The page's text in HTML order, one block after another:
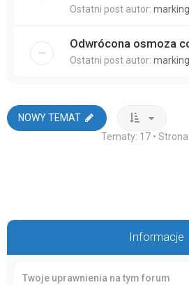
Ostatni post autor: marking
Odwrócona osmoza
Ostatni post autor: marking
NOWY TEMAT
Tematy: 17 • Strona
Informacje
Twoje uprawnienia na tym forum